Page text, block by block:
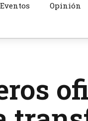
Eventos Opinión